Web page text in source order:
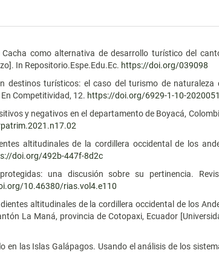
como alternativa de desarrollo turístico del
In Repositorio.Espe.Edu.Ec. https://doi.org/039098
destinos turísticos: el caso del turismo de naturaleza
Competitividad, 12. https://doi.org/6929-1-10-
y negativos en el departamento de Boyacá,
altitudinales de la cordillera occidental de los
doi.org/492b-447f-8d2c
una discusión sobre su pertinencia.
10.46380/rias.vol4.e110
altitudinales de la cordillera occidental de los
La Maná, provincia de Cotopaxi, Ecuador
en las Islas Galápagos. Usando el análisis de los